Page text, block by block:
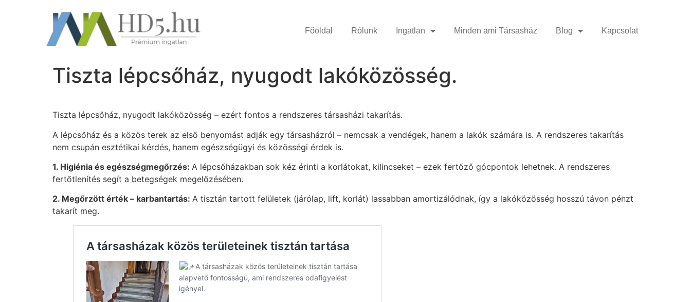
Főoldal Rólunk Ingatlan Minden ami Társasház Blog Kapcsolat
Tiszta lépcsőház, nyugodt lakóközösség.
Tiszta lépcsőház, nyugodt lakóközösség – ezért fontos a rendszeres társasházi takarítás.
A lépcsőház és a közös terek az első benyomást adják egy társasházról – nemcsak a vendégek, hanem a lakók számára is. A rendszeres takarítás
nem csupán esztétikai kérdés, hanem egészségügyi és közösségi érdek is.
1. Higiénia és egészségmegőrzés: A lépcsőházakban sok kéz érinti a korlátokat, kilincseket – ezek fertőző gócpontok lehetnek. A rendszeres
fertőtlenítés segít a betegségek megelőzésében.
2. Megőrzött érték – karbantartás: A tisztán tartott felületek (járólap, lift, korlát) lassabban amortizálódnak, így a lakóközösség hosszú távon pénzt
takarít meg.